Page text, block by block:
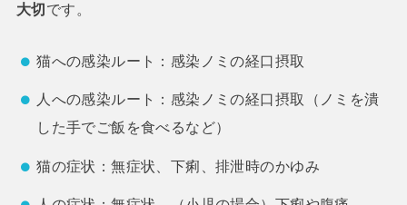
大切です。
猫への感染ルート：感染ノミの経口摂取
人への感染ルート：感染ノミの経口摂取（ノミを潰
した手でご飯を食べるなど）
猫の症状：無症状、下痢、排泄時のかゆみ